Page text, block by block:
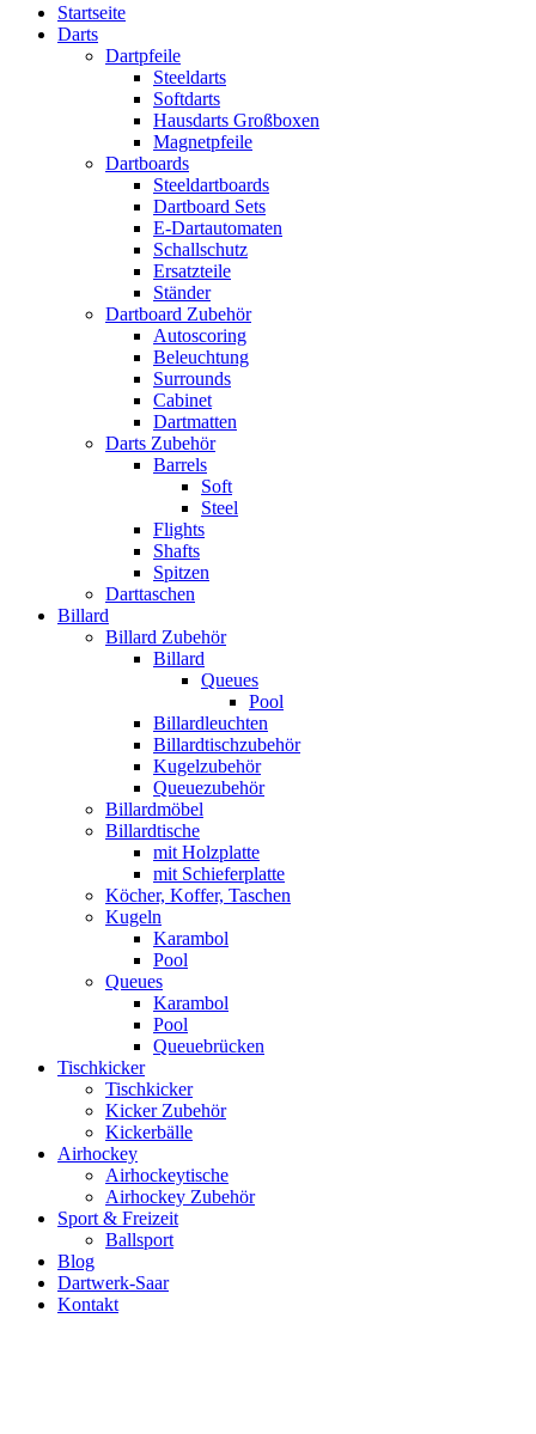
Startseite
Darts
Dartpfeile
Steeldarts
Softdarts
Hausdarts Großboxen
Magnetpfeile
Dartboards
Steeldartboards
Dartboard Sets
E-Dartautomaten
Schallschutz
Ersatzteile
Ständer
Dartboard Zubehör
Autoscoring
Beleuchtung
Surrounds
Cabinet
Dartmatten
Darts Zubehör
Barrels
Soft
Steel
Flights
Shafts
Spitzen
Darttaschen
Billard
Billard Zubehör
Billard
Queues
Pool
Billardleuchten
Billardtischzubehör
Kugelzubehör
Queuezubehör
Billardmöbel
Billardtische
mit Holzplatte
mit Schieferplatte
Köcher, Koffer, Taschen
Kugeln
Karambol
Pool
Queues
Karambol
Pool
Queuebrücken
Tischkicker
Tischkicker
Kicker Zubehör
Kickerbälle
Airhockey
Airhockeytische
Airhockey Zubehör
Sport & Freizeit
Ballsport
Blog
Dartwerk-Saar
Kontakt